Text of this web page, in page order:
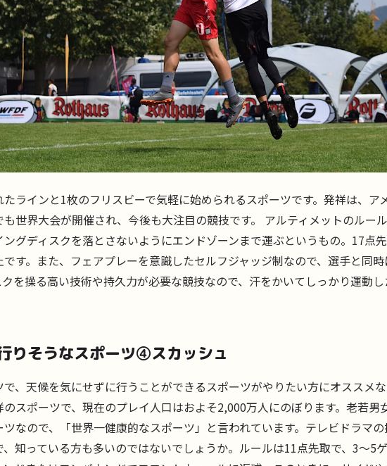
ラインと1枚のフリスビーで気軽に始められるスポーツです。発祥は、ア
世界大会が開催され、今後も大注目の競技です。 アルティメットのルー
ングディスクを落とさないようにエンドゾーンまで運ぶというもの。17点
す。また、フェアプレーを意識したセルフジャッジ制なので、選手と同
クを操る高い技術や持久力が必要な競技なので、汗をかいてしっかり運動
りそうなスポーツ④スカッシュ
、天候を気にせずに行うことができるスポーツがやりたい方にオススメな
のスポーツで、現在のプレイ人口はおよそ2,000万人にのぼります。老若男
ツなので、「世界一健康的なスポーツ」と言われています。テレビドラマ
、知っている方も多いのではないでしょうか。ルールは11点先取で、3〜5